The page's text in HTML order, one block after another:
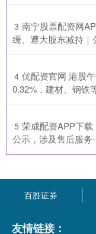
3 南宁股票配资网
缓、遭大股东减持｜
4 优配资官网 港股
0.32%，建材、钢铁
5 荣成配资APP下
公示，涉及售后服
百胜证券
友情链接：